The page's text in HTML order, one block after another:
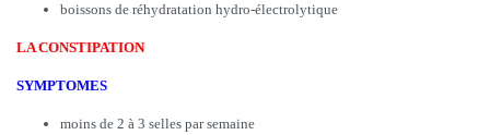
boissons de réhydratation hydro-électrolytique
LA CONSTIPATION
SYMPTOMES
moins de 2 à 3 selles par semaine